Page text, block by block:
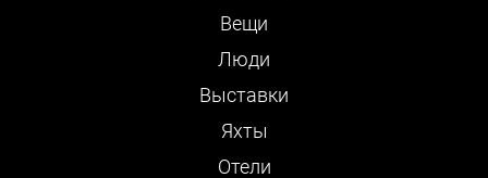
Вещи
Люди
Выставки
Яхты
Отели